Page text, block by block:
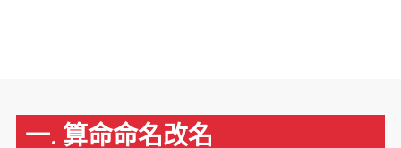
一. 算命命名改名